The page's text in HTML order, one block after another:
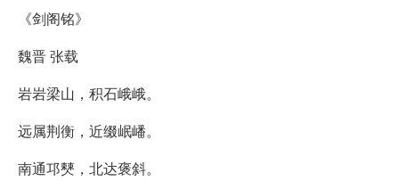
《剑阁铭》
魏晋 张载
岩岩梁山，积石峨峨。
远属荆衡，近缀岷嶓。
南通邛僰，北达褒斜。